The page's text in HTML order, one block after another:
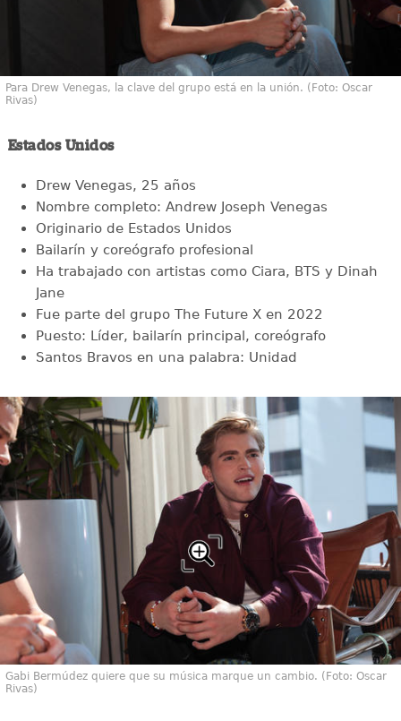
Para Drew Venegas, la clave del grupo está en la unión. (Foto: Oscar
Rivas)
Estados Unidos
Drew Venegas, 25 años
Nombre completo: Andrew Joseph Venegas
Originario de Estados Unidos
Bailarín y coreógrafo profesional
Ha trabajado con artistas como Ciara, BTS y Dinah
Jane
Fue parte del grupo The Future X en 2022
Puesto: Líder, bailarín principal, coreógrafo
Santos Bravos en una palabra: Unidad
Gabi Bermúdez quiere que su música marque un cambio. (Foto: Oscar
Rivas)